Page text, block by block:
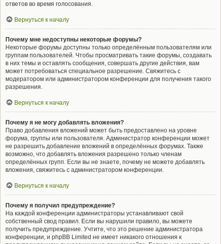
ответов во время голосования.
Вернуться к началу
Почему мне недоступны некоторые форумы?
Некоторые форумы доступны только определённым пользователям или
группам пользователей. Чтобы просматривать такие форумы, создавать
в них темы и оставлять сообщения, совершать другие действия, вам
может потребоваться специальное разрешение. Свяжитесь с
модератором или администратором конференции для получения такого
разрешения.
Вернуться к началу
Почему я не могу добавлять вложения?
Право добавления вложений может быть предоставлено на уровне
форума, группы или пользователя. Администратор конференции может
не разрешить добавление вложений в определённых форумах. Также
возможно, что добавлять вложения разрешено только членам
определённых групп. Если вы не знаете, почему не можете добавлять
вложения, свяжитесь с администратором конференции.
Вернуться к началу
Почему я получил предупреждение?
На каждой конференции администраторы устанавливают свой
собственный свод правил. Если вы нарушили правило, вы можете
получить предупреждение. Учтите, что это решение администратора
конференции, и phpBB Limited не имеет никакого отношения к